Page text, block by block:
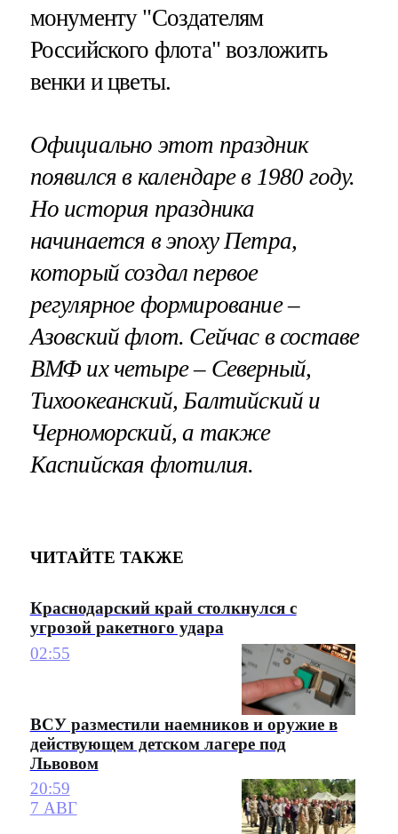
монументу "Создателям
Российского флота" возложить
венки и цветы.
Официально этот праздник
появился в календаре в 1980 году.
Но история праздника
начинается в эпоху Петра,
который создал первое
регулярное формирование –
Азовский флот. Сейчас в составе
ВМФ их четыре – Северный,
Тихоокеанский, Балтийский и
Черноморский, а также
Каспийская флотилия.
ЧИТАЙТЕ ТАКЖЕ
Краснодарский край столкнулся с
угрозой ракетного удара
02:55
ВСУ разместили наемников и оружие в
действующем детском лагере под
Львовом
20:59
7 АВГ